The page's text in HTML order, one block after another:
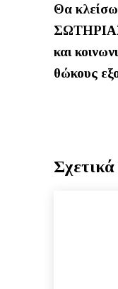
Θα
ΣΩΤΗΡΙΑΣ
και
θώκους